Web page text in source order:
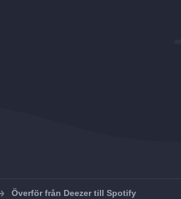
Överför från Deezer till Spotify